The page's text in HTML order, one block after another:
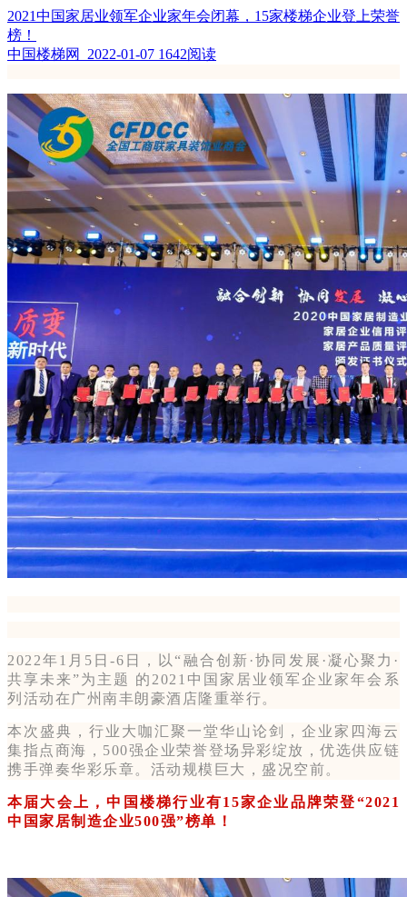
2021中国家居业领军企业家年会闭幕，15家楼梯企业登上荣誉
榜！
中国楼梯网 2022-01-07 1642阅读
2022年1月5日-6日，以“融合创新·协同发展·凝心聚力·
共享未来”为主题 的2021中国家居业领军企业家年会系
列活动在广州南丰朗豪酒店隆重举行。
本次盛典，行业大咖汇聚一堂华山论剑，企业家四海云
集指点商海，500强企业荣誉登场异彩绽放，优选供应链
携手弹奏华彩乐章。活动规模巨大，盛况空前。
本届大会上，中国楼梯行业有15家企业品牌荣登“2021
中国家居制造企业500强”榜单！